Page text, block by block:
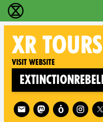
extinction rebellion -
XR TOURS
Visit website
Follow XR Tours on